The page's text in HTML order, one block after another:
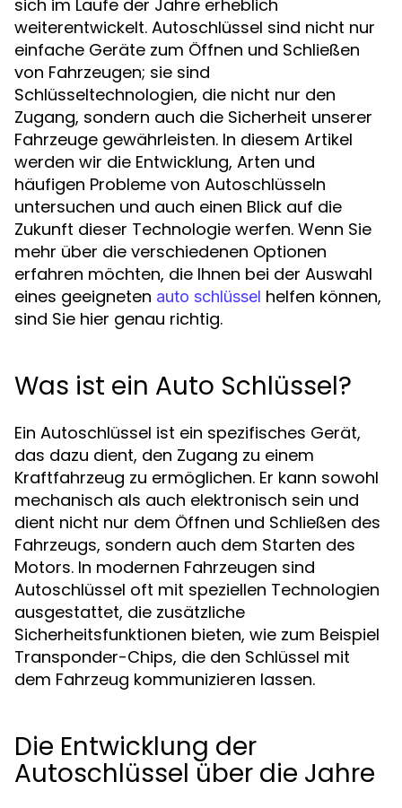
sich im Laufe der Jahre erheblich
weiterentwickelt. Autoschlüssel sind nicht nur
einfache Geräte zum Öffnen und Schließen
von Fahrzeugen; sie sind
Schlüsseltechnologien, die nicht nur den
Zugang, sondern auch die Sicherheit unserer
Fahrzeuge gewährleisten. In diesem Artikel
werden wir die Entwicklung, Arten und
häufigen Probleme von Autoschlüsseln
untersuchen und auch einen Blick auf die
Zukunft dieser Technologie werfen. Wenn Sie
mehr über die verschiedenen Optionen
erfahren möchten, die Ihnen bei der Auswahl
eines geeigneten auto schlüssel helfen können,
sind Sie hier genau richtig.
Was ist ein Auto Schlüssel?
Ein Autoschlüssel ist ein spezifisches Gerät,
das dazu dient, den Zugang zu einem
Kraftfahrzeug zu ermöglichen. Er kann sowohl
mechanisch als auch elektronisch sein und
dient nicht nur dem Öffnen und Schließen des
Fahrzeugs, sondern auch dem Starten des
Motors. In modernen Fahrzeugen sind
Autoschlüssel oft mit speziellen Technologien
ausgestattet, die zusätzliche
Sicherheitsfunktionen bieten, wie zum Beispiel
Transponder-Chips, die den Schlüssel mit
dem Fahrzeug kommunizieren lassen.
Die Entwicklung der
Autoschlüssel über die Jahre